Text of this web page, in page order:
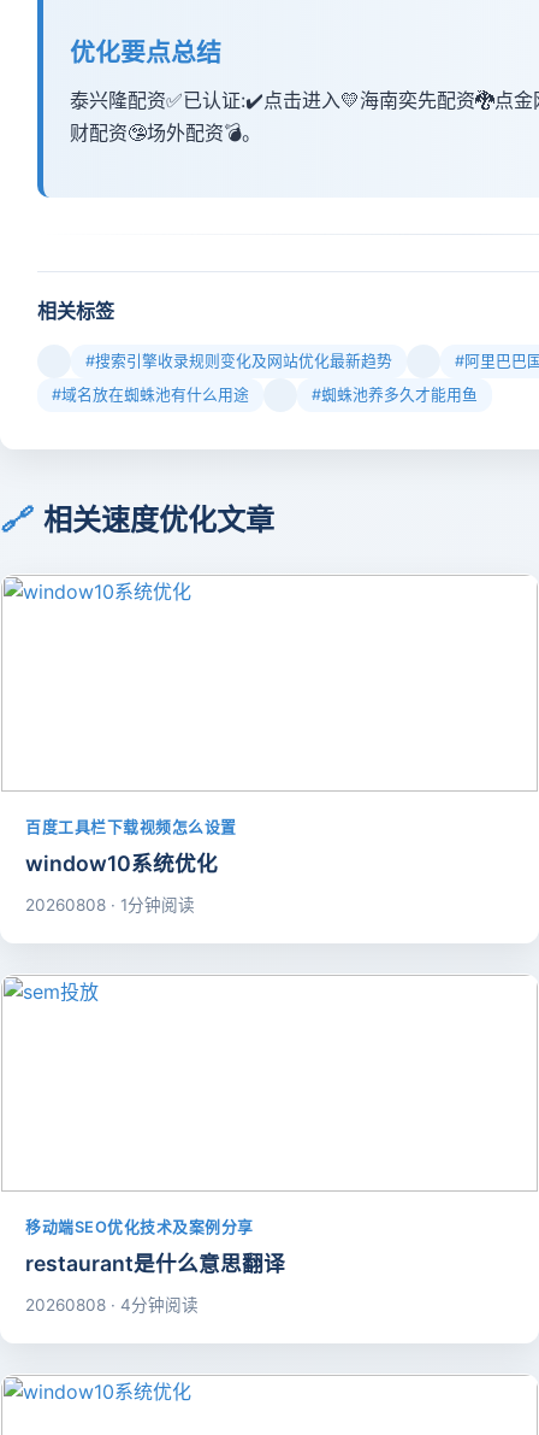
优化要点总结
泰兴隆配资✅已认证:✔️点击进入💛海南奕先配资🐉点
财配资🤥场外配资💣。
相关标签
#搜索引擎收录规则变化及网站优化最新趋势
#阿里巴巴
#域名放在蜘蛛池有什么用途
#蜘蛛池养多久才能用鱼
🔗 相关速度优化文章
百度工具栏下载视频怎么设置
window10系统优化
20260808 · 1分钟阅读
移动端SEO优化技术及案例分享
restaurant是什么意思翻译
20260808 · 4分钟阅读